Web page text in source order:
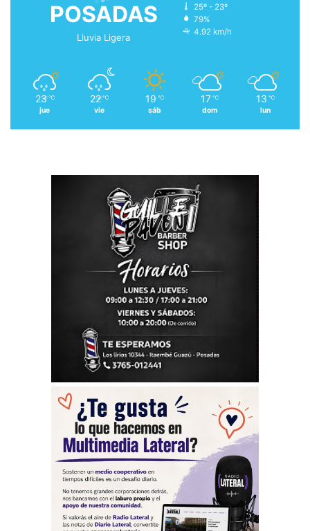
POSADAS
Lluvia Ligera
25º - 23º
79%
4.92 km/h
23 ℃
jue
22 ℃
vie
19 ℃
sáb
17 ℃
dom
13 ℃
lun